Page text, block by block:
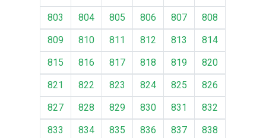
803
804 805 806 807
808
809
810 811 812 813
814
815
816 817 818 819
820
821
822 823 824 825
826
827
828 829 830 831
832
833
834 835 836 837
838